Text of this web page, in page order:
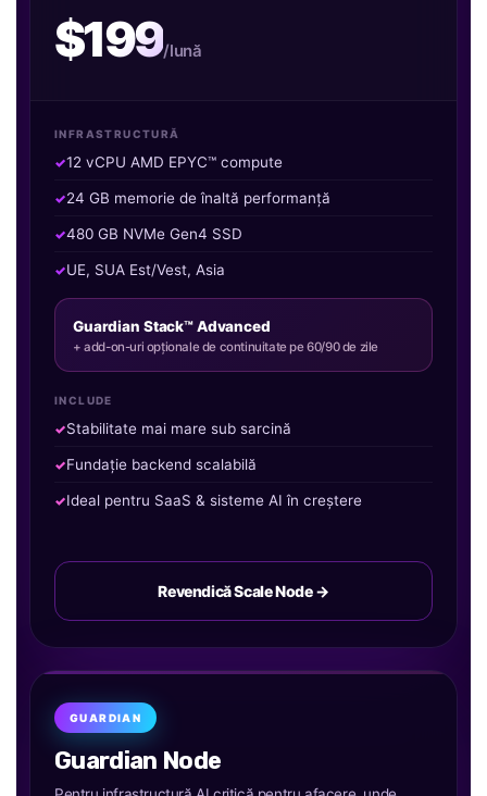
$199/lună
INFRASTRUCTURĂ
12 vCPU AMD EPYC™ compute
24 GB memorie de înaltă performanță
480 GB NVMe Gen4 SSD
UE, SUA Est/Vest, Asia
Guardian Stack™ Advanced
+ add-on-uri opționale de continuitate pe 60/90 de zile
INCLUDE
Stabilitate mai mare sub sarcină
Fundație backend scalabilă
Ideal pentru SaaS & sisteme AI în creștere
Revendică Scale Node →
GUARDIAN
Guardian Node